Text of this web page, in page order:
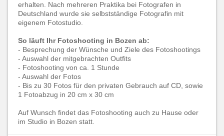
erhalten. Nach mehreren Praktika bei Fotografen in
Deutschland wurde sie selbstständige Fotografin mit
eigenem Fotostudio.
So läuft Ihr Fotoshooting in Bozen ab:
- Besprechung der Wünsche und Ziele des Fotoshootings
- Auswahl der mitgebrachten Outfits
- Fotoshooting von ca. 1 Stunde
- Auswahl der Fotos
- Bis zu 30 Fotos für den privaten Gebrauch auf CD, sowie
1 Fotoabzug in 20 cm x 30 cm
Auf Wunsch findet das Fotoshooting auch zu Hause oder
im Studio in Bozen statt.